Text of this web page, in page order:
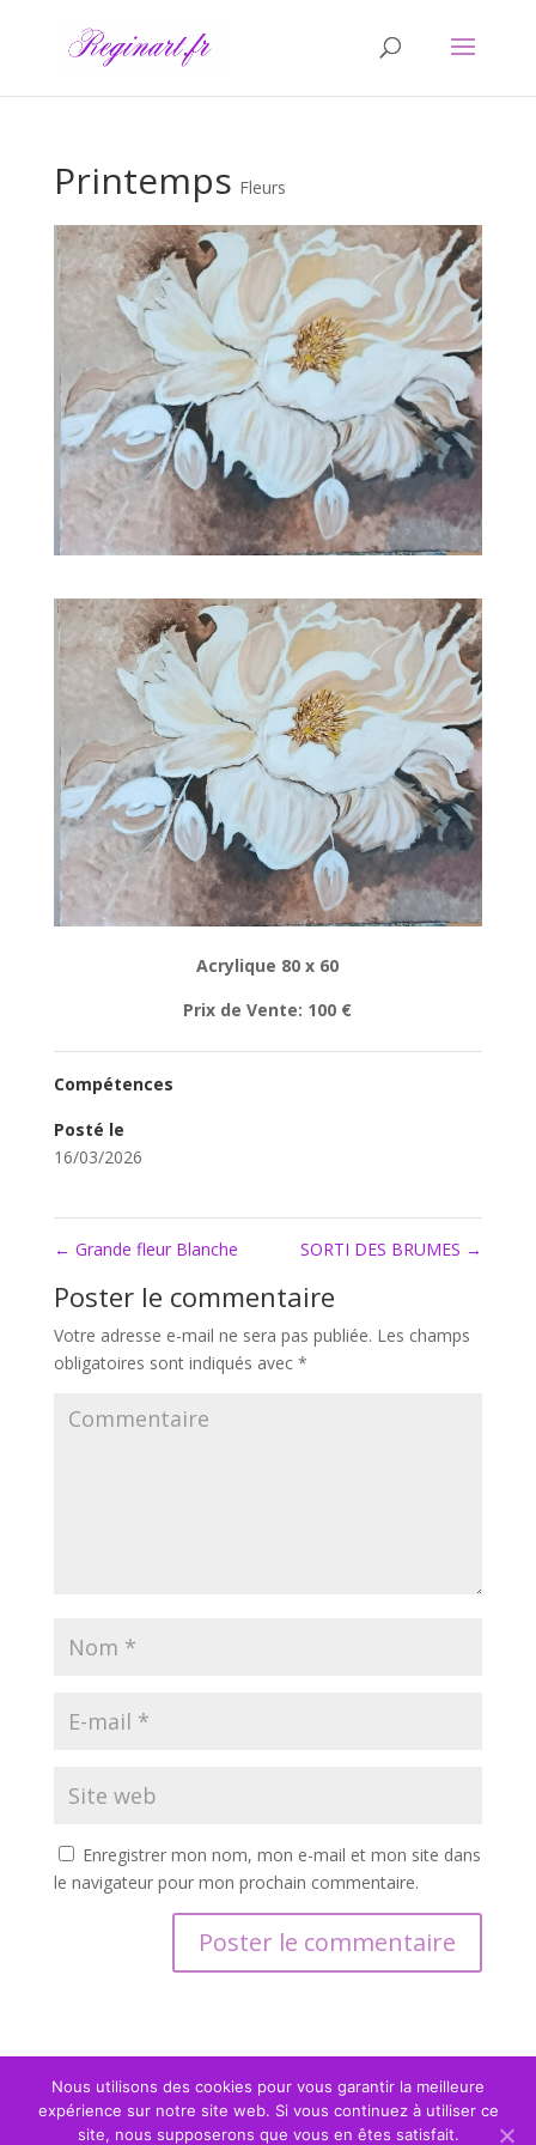
Printemps Fleurs
Acrylique 80 x 60
Prix de Vente: 100 €
Compétences
Posté le
16/03/2026
← Grande fleur Blanche SORTI DES BRUMES →
Poster le commentaire
Votre adresse e-mail ne sera pas publiée. Les champs
obligatoires sont indiqués avec *
Enregistrer mon nom, mon e-mail et mon site dans
le navigateur pour mon prochain commentaire.
Nous utilisons des cookies pour vous garantir la meilleure
expérience sur notre site web. Si vous continuez à utiliser ce
site, nous supposerons que vous en êtes satisfait.